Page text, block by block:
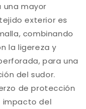
mayor
exterior es
combinando
la ligereza y
para una
del sudor.
de protección
impacto del